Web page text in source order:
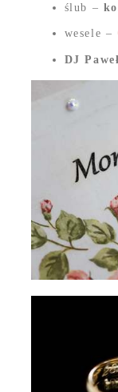
ślub –
wesele –
DJ